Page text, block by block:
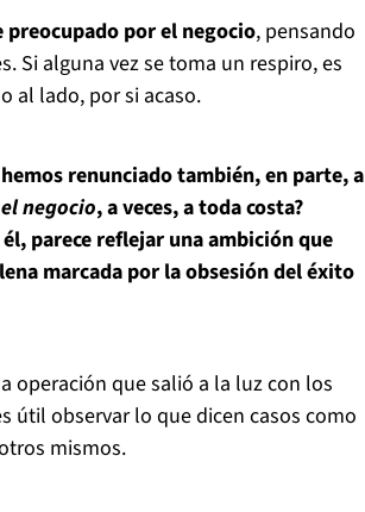
por el negocio, pensando
Si alguna vez se toma un respiro, es
al lado, por si acaso.
renunciado también, en parte, a
el negocio, a veces, a toda costa?
parece reflejar una ambición que
marcada por la obsesión del éxito
operación que salió a la luz con los
útil observar lo que dicen casos como
mismos.